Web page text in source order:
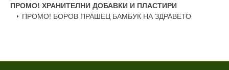
ПРОМО! ХРАНИТЕЛНИ ДОБАВКИ И ПЛАСТИРИ
ПРОМО! БОРОВ ПРАШЕЦ БАМБУК НА ЗДРАВЕТО